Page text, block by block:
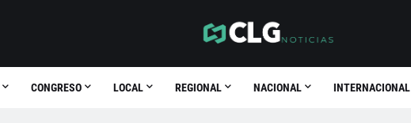
CONGRESO LOCAL REGIONAL NACIONAL INTERNACIONAL